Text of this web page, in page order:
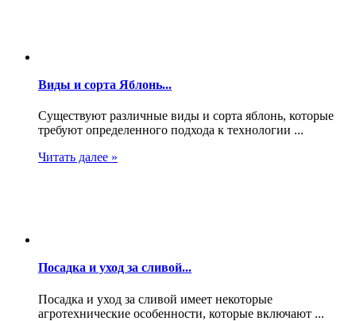
Виды и сорта Яблонь...
Существуют различные виды и сорта яблонь, которые
требуют определенного подхода к технологии ...
Читать далее »
Посадка и уход за сливой...
Посадка и уход за сливой имеет некоторые
агротехнические особенности, которые включают ...